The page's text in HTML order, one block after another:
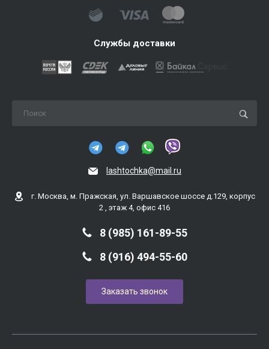
Службы доставки
lashtochka@mail.ru
г. Москва, м. Пражская, ул. Варшавское шоссе д.129, корпус
2 , этаж 4, офис 416
8 (985) 161-89-55
8 (916) 494-55-60
Заказать звонок